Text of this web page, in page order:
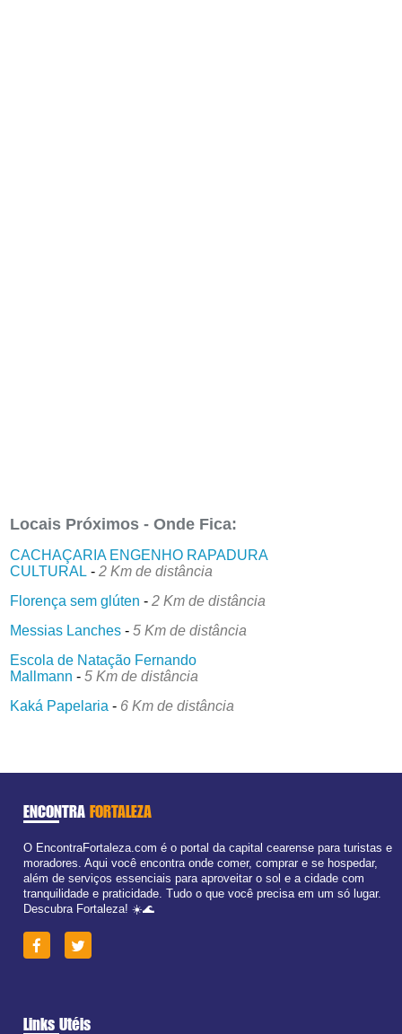
Locais Próximos - Onde Fica:
CACHAÇARIA ENGENHO RAPADURA
CULTURAL -2 Km de distância
Florença sem glúten -2 Km de distância
Messias Lanches -5 Km de distância
Escola de Natação Fernando
Mallmann -5 Km de distância
Kaká Papelaria - 6 Km de distância
ENCONTRA FORTALEZA
O EncontraFortaleza.com é o portal da capital cearense para turistas e
moradores. Aqui você encontra onde comer, comprar e se hospedar,
além de serviços essenciais para aproveitar o sol e a cidade com
tranquilidade e praticidade. Tudo o que você precisa em um só lugar.
Descubra Fortaleza! ☀️🌊
Links Utéis